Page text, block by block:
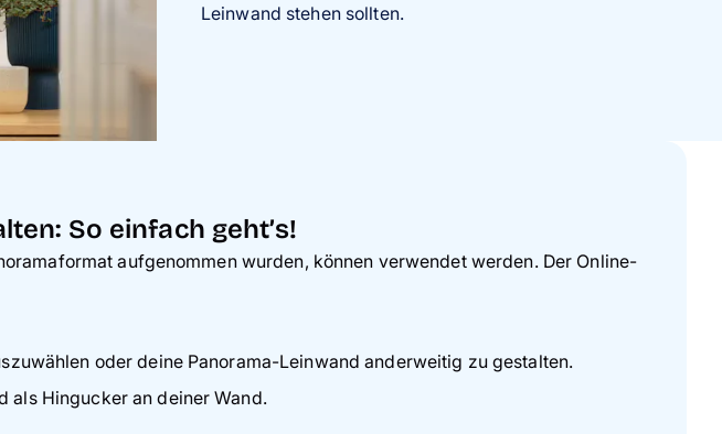
Leinwand stehen sollten.
So einfach geht’s!
aufgenommen wurden, können verwendet werden. Der Online-
oder deine Panorama-Leinwand anderweitig zu gestalten.
als Hingucker an deiner Wand.